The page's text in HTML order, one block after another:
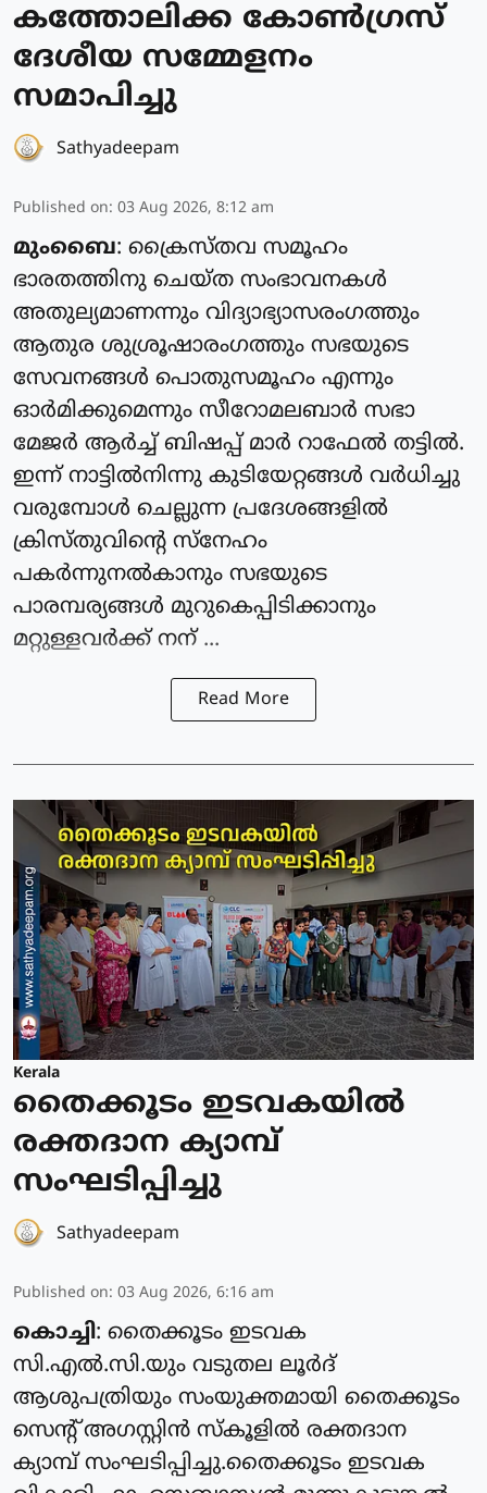
കത്തോലിക്ക കോൺഗ്രസ്
ദേശീയ സമ്മേളനം
സമാപിച്ചു
Sathyadeepam
Published on: 03 Aug 2026, 8:12 am
മുംബൈ: ക്രൈസ്‌തവ സമൂഹം
ഭാരതത്തിനു ചെയ്‌ത സംഭാവനകൾ
അതുല്യമാണന്നും വിദ്യാഭ്യാസരംഗത്തും
ആതുര ശുശ്രൂഷാരംഗത്തും സഭയുടെ
സേവനങ്ങൾ പൊതുസമൂഹം എന്നും
ഓർമിക്കുമെന്നും സീറോമലബാർ സഭാ
മേജർ ആർച്ച് ബിഷപ്പ് മാർ റാഫേൽ തട്ടിൽ.
ഇന്ന് നാട്ടിൽനിന്നു കുടിയേറ്റങ്ങൾ വർധിച്ചു
വരുമ്പോൾ ചെല്ലുന്ന പ്രദേശങ്ങളിൽ
ക്രിസ്തു‌വിൻ്റെ സ്നേഹം
പകർന്നുനൽകാനും സഭയുടെ
പാരമ്പര്യങ്ങൾ മുറുകെപ്പിടിക്കാനും
മറ്റുള്ളവർക്ക് നന് ...
Read More
Kerala
തൈക്കൂടം ഇടവകയിൽ
രക്തദാന ക്യാമ്പ്
സംഘടിപ്പിച്ചു
Sathyadeepam
Published on: 03 Aug 2026, 6:16 am
കൊച്ചി: തൈക്കൂടം ഇടവക
സി.എൽ.സി.യും വടുതല ലൂർദ്
ആശുപത്രിയും സംയുക്തമായി തൈക്കൂടം
സെന്റ് അഗസ്റ്റിൻ സ്കൂളിൽ രക്തദാന
ക്യാമ്പ് സംഘടിപ്പിച്ചു.തൈക്കൂടം ഇടവക